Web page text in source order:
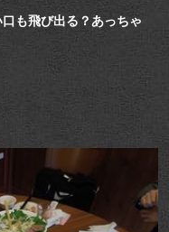
も飛び出る？あっちゃ